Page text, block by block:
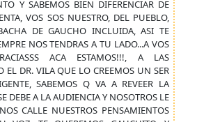
Y SABEMOS BIEN DIFERENCIAR DE
VOS SOS NUESTRO, DEL PUEBLO,
DE GAUCHO INCLUIDA, ASI TE
NOS TENDRAS A TU LADO...A VOS
ACA ESTAMOS!!!, A LAS
EL DR. VILA QUE LO CREEMOS UN SER
SABEMOS Q VA A REVEER LA
DEBE A LA AUDIENCIA Y NOSOTROS LE
CALLE NUESTROS PENSAMIENTOS